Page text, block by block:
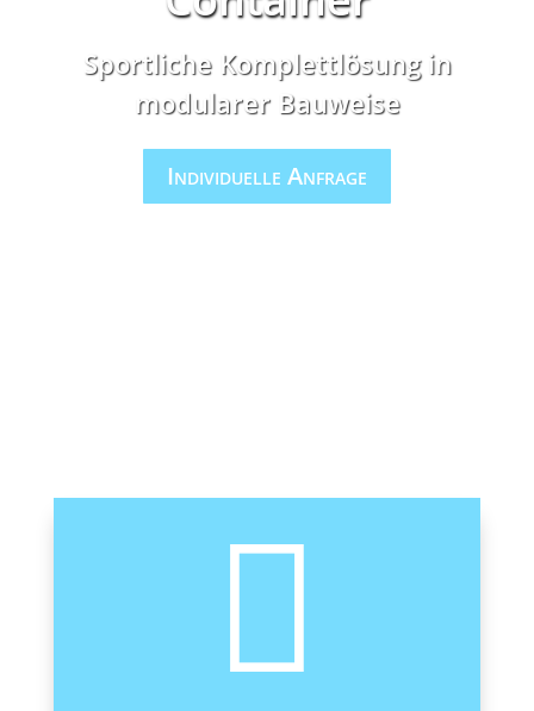
Sportliche Komplettlösung in
modularer Bauweise
Individuelle Anfrage
